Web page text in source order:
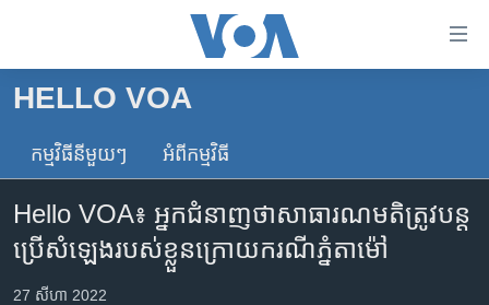
គេហទំព័រ​
និង​
ចូល​
ទំព័រ​
ព័ត៌មាន​​
កម្ពុជា
អន្តរជាតិ
ចិន
HELLO VOA
កម្មវិធី​នីមួយៗ អំពី​កម្មវិធី​
Hello VOA៖ អ្នក​ជំនាញ​ថា​សាធារណមតិ​ត្រូវ​បន្ត​
ប្រើ​សំឡេង​របស់​ខ្លួន​ក្រោយ​ករណី​ភ្នំតាម៉ៅ
27 សីហា 2022